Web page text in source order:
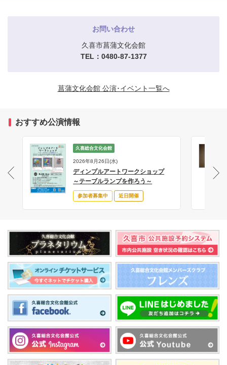
お問い合わせ
久喜市菖蒲文化会館
TEL：0480-87-1377
菖蒲文化会館 公演･イベント一覧へ
おすすめ公演情報
久喜総合文化会館
2026年8月26日(水)
ディンプルアートワークショップ
～テーブルランプを作ろう～
参加者募集中 近日開催